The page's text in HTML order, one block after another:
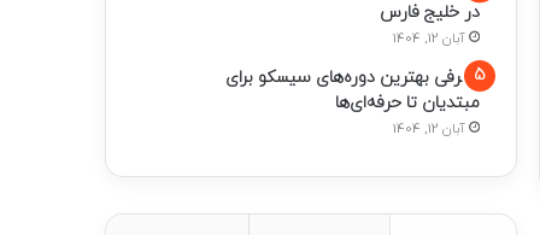
در خلیج فارس
آبان 12, 1404
معرفی بهترین دوره‌های سیسکو برای
مبتدیان تا حرفه‌ای‌ها
آبان 12, 1404